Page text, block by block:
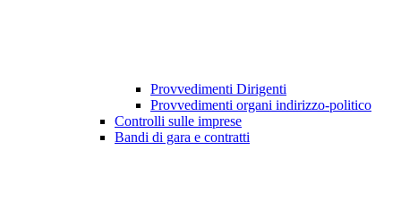
Provvedimenti Dirigenti
Provvedimenti organi indirizzo-politico
Controlli sulle imprese
Bandi di gara e contratti